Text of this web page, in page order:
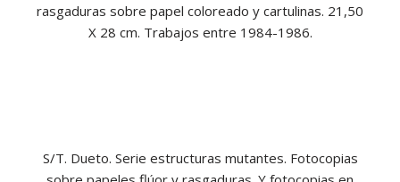
rasgaduras sobre papel coloreado y cartulinas. 21,50
X 28 cm. Trabajos entre 1984-1986.
S/T. Dueto. Serie estructuras mutantes. Fotocopias